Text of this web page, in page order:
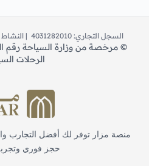
منصة مزار توفر لك أفضل التجارب
حجز فوري
©
الرحلات
السجل التجاري: 4031282010 | النشاط المرخص: "الخدمات السياحية"